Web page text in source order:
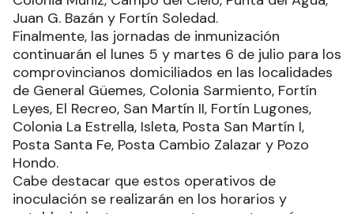
Juan G. Bazán y Fortín Soledad.
Finalmente, las jornadas de inmunización
continuarán el lunes 5 y martes 6 de julio para los
comprovincianos domiciliados en las localidades
de General Güemes, Colonia Sarmiento, Fortín
Leyes, El Recreo, San Martín II, Fortín Lugones,
Colonia La Estrella, Isleta, Posta San Martín I,
Posta Santa Fe, Posta Cambio Zalazar y Pozo
Hondo.
Cabe destacar que estos operativos de
inoculación se realizarán en los horarios y